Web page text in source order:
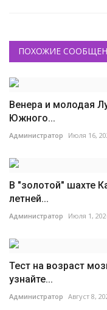
ПОХОЖИЕ
Венера и молодая
Южного...
Администратор Июля 16,
В "золотой" шахте
летней...
Администратор Июля 1,
Тест на возраст
узнайте...
Администратор Август 8,